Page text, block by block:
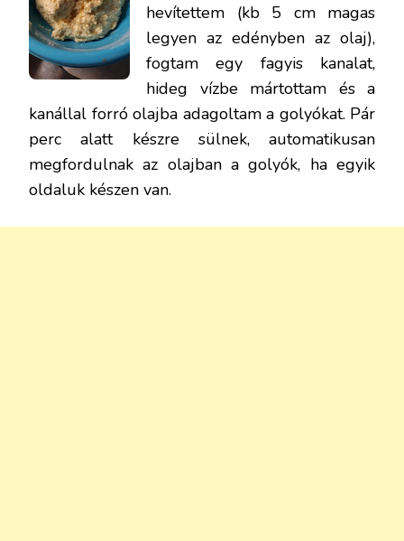
hevítettem (kb 5 cm magas
legyen az edényben az olaj),
fogtam egy fagyis kanalat,
hideg vízbe mártottam és a
kanállal forró olajba adagoltam a golyókat. Pár
perc alatt készre sülnek, automatikusan
megfordulnak az olajban a golyók, ha egyik
oldaluk készen van.